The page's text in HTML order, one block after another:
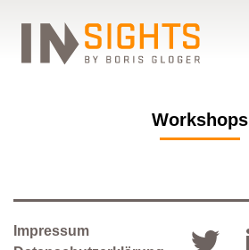
Workshops
Impressum